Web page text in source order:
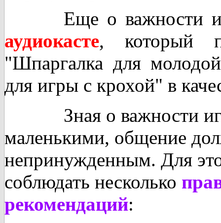
Еще о важности
аудиокасте, который
"Шпаргалка для
для игры с крохой" в
Зная о важности
маленькими, общение
непринужденным. Для
соблюдать несколько
рекомендаций: